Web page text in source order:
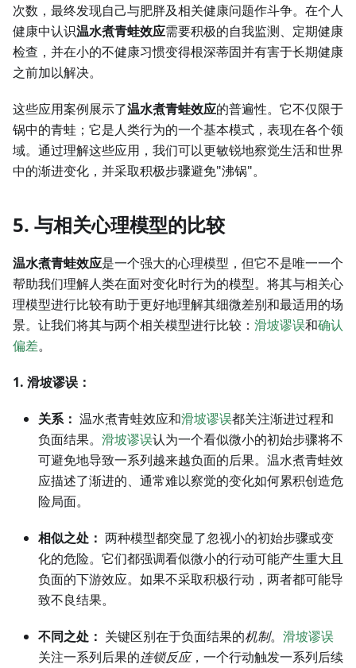
次数，最终发现自己与肥胖及相关健康问题作斗争。在个人
健康中认识温水煮青蛙效应需要积极的自我监测、定期健康
检查，并在小的不健康习惯变得根深蒂固并有害于长期健康
之前加以解决。
这些应用案例展示了温水煮青蛙效应的普遍性。它不仅限于
锅中的青蛙；它是人类行为的一个基本模式，表现在各个领
域。通过理解这些应用，我们可以更敏锐地察觉生活和世界
中的渐进变化，并采取积极步骤避免"沸锅"。
5. 与相关心理模型的比较
温水煮青蛙效应是一个强大的心理模型，但它不是唯一一个
帮助我们理解人类在面对变化时行为的模型。将其与相关心
理模型进行比较有助于更好地理解其细微差别和最适用的场
景。让我们将其与两个相关模型进行比较： 滑坡谬误和确认
偏差。
1. 滑坡谬误：
关系： 温水煮青蛙效应和滑坡谬误都关注渐进过程和
负面结果。 滑坡谬误认为一个看似微小的初始步骤将不
可避免地导致一系列越来越负面的后果。温水煮青蛙效
应描述了渐进的、通常难以察觉的变化如何累积创造危
险局面。
相似之处： 两种模型都突显了忽视小的初始步骤或变
化的危险。它们都强调看似微小的行动可能产生重大且
负面的下游效应。如果不采取积极行动，两者都可能导
致不良结果。
不同之处： 关键区别在于负面结果的机制。 滑坡谬误
关注一系列后果的连锁反应，一个行动触发一系列后续